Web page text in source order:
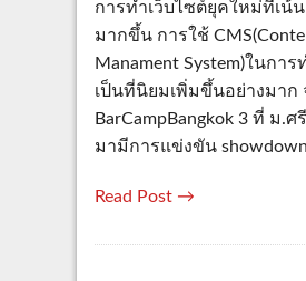
การทำเว็บไซต์ยุคใหม่ที่เน้
มากขึ้น การใช้
Manament System)ในการ
เป็นที่นิยมเพิ่มขึ้นอย่างมาก
BarCampBangkok 3 ที่ ม.
มามีการแข่งขัน
Read Post →